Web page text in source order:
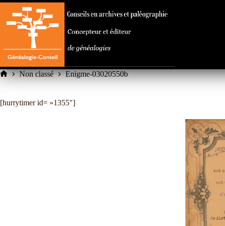
Passer
contenu
Accueil
Non classé Enigme-03020550b
[hurrytimer id= »1355″]